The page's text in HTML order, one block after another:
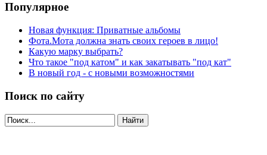
Популярное
Новая функция: Приватные альбомы
Фота.Мота должна знать своих героев в лицо!
Какую марку выбрать?
Что такое "под катом" и как закатывать "под кат"
В новый год - с новыми возможностями
Поиск по сайту
Найти